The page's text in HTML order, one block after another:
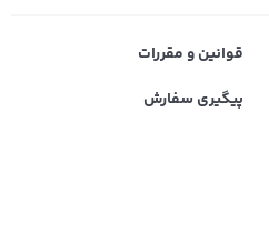
قوانین و مقررات
پیگیری سفارش